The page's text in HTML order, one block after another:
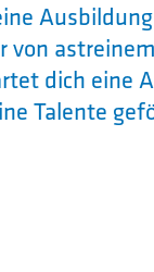
von
dich eine
Talente